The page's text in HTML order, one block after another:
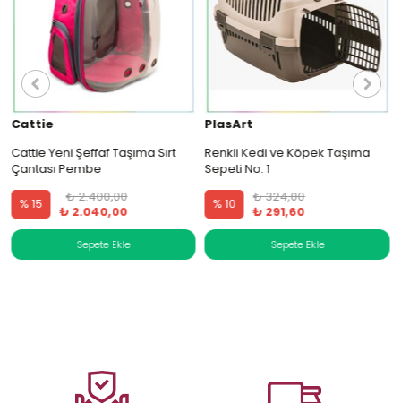
Cattie
Cattie Yeni Şeffaf Taşıma Sırt
Çantası Pembe
% 15
₺ 2.400,00
₺ 2.040,00
PlasArt
Renkli Kedi ve Köpek Taşıma
Sepeti No: 1
% 10
₺ 324,00
₺ 291,60